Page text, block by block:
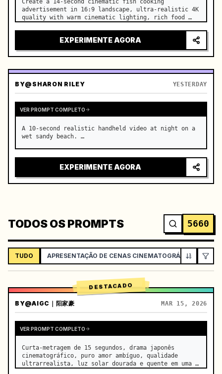
Create a 14-second cinematic fish cooking
advertisement in 16:9 landscape, ultra-realistic 4K
quality with warm cinematic lighting, rich food
EXPERIMENTE AGORA
BY@SHARON RILEY YESTERDAY
VER PROMPT COMPLETO
A 10-second realistic handheld video at night on a
wet sandy beach. …
EXPERIMENTE AGORA
TODOS OS PROMPTS 5660
TUDO APRESENTAÇÃO DE CENAS CINEMATOGRÁFICAS
DESTACADO
BY@AIGC｜阳家豪 MAR 15, 2026
VER PROMPT COMPLETO
Curta-metragem de 15 segundos, drama japonês
cinematográfico, puro amor ambíguo, qualidade
ultrarrealista, luz solar dourada e quente em uma